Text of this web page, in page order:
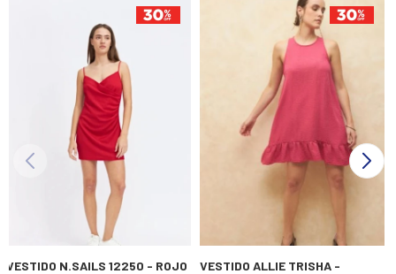
VESTIDO N.SAILS 12250 - ROJO
VESTIDO ALLIE TRISHA -